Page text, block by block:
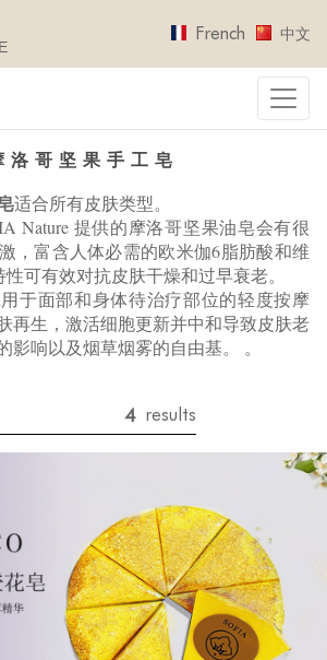
French 中文
洛哥坚果手工皂
适合所有皮肤类型。
Nature 提供的摩洛哥坚果油皂会有很
，富含人体必需的欧米伽6脂肪酸和维
可有效对抗皮肤干燥和过早衰老。
于面部和身体待治疗部位的轻度按摩
再生，激活细胞更新并中和导致皮肤老
影响以及烟草烟雾的自由基。 。
4 results